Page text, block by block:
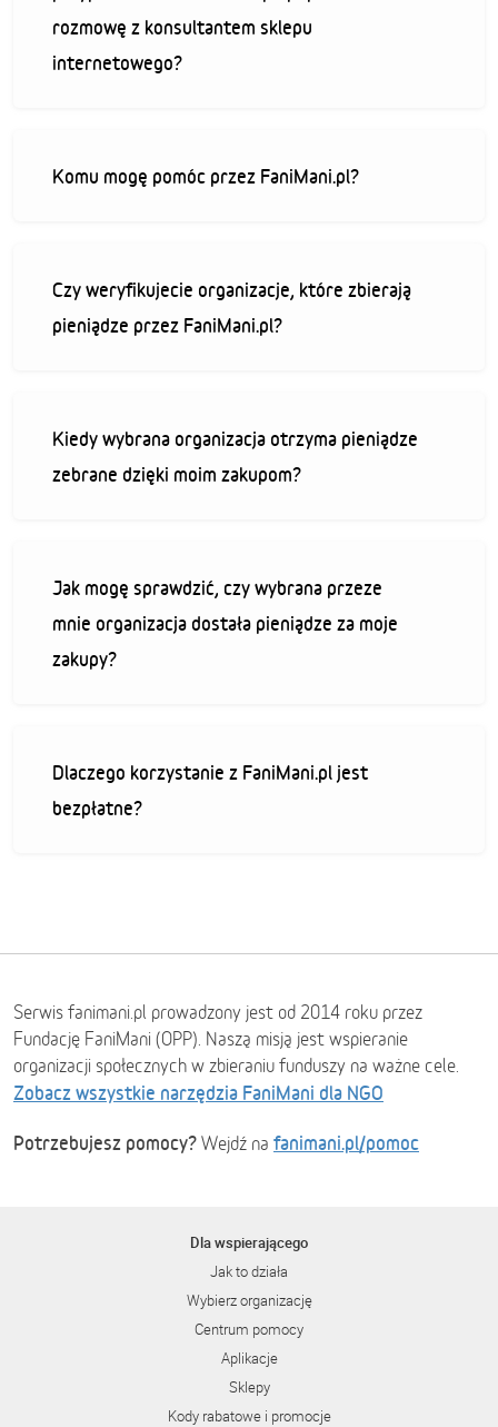
rozmowę z konsultantem sklepu
internetowego?
Komu mogę pomóc przez FaniMani.pl?
Czy weryfikujecie organizacje, które zbierają
pieniądze przez FaniMani.pl?
Kiedy wybrana organizacja otrzyma pieniądze
zebrane dzięki moim zakupom?
Jak mogę sprawdzić, czy wybrana przeze
mnie organizacja dostała pieniądze za moje
zakupy?
Dlaczego korzystanie z FaniMani.pl jest
bezpłatne?
Serwis fanimani.pl prowadzony jest od 2014 roku przez
Fundację FaniMani (OPP). Naszą misją jest wspieranie
organizacji społecznych w zbieraniu funduszy na ważne cele.
Zobacz wszystkie narzędzia FaniMani dla NGO
Potrzebujesz pomocy? Wejdź na fanimani.pl/pomoc
Dla wspierającego
Jak to działa
Wybierz organizację
Centrum pomocy
Aplikacje
Sklepy
Kody rabatowe i promocje